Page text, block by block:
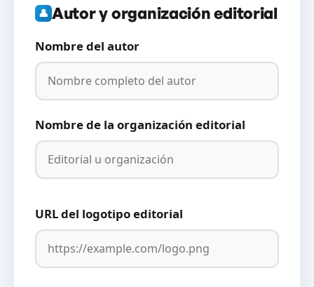
👤 Autor y organización editorial
Nombre del autor
Nombre de la organización editorial
URL del logotipo editorial